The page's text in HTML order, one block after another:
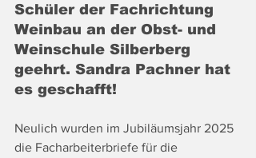
Schüler der Fachrichtung
Weinbau an der Obst- und
Weinschule Silberberg
geehrt. Sandra Pachner hat
es geschafft!
Neulich wurden im Jubiläumsjahr 2025
die Facharbeiterbriefe für die